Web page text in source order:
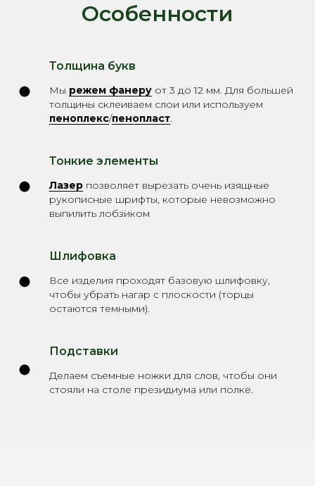
Особенности
Толщина букв
Мы режем фанеру от 3 до 12 мм. Для большей
толщины склеиваем слои или используем
пеноплекс/пенопласт.
Тонкие элементы
Лазер позволяет вырезать очень изящные
рукописные шрифты, которые невозможно
выпилить лобзиком
Шлифовка
Все изделия проходят базовую шлифовку,
чтобы убрать нагар с плоскости (торцы
остаются темными).
Подставки
Делаем съемные ножки для слов, чтобы они
стояли на столе президиума или полке.